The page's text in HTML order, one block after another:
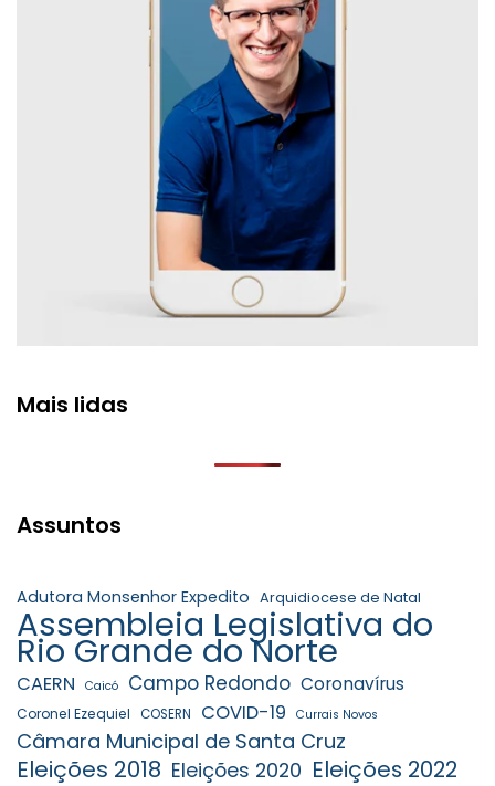
Mais lidas
Assuntos
Adutora Monsenhor Expedito Arquidiocese de Natal
Assembleia Legislativa do
Rio Grande do Norte
CAERN Caicó Campo Redondo Coronavírus
Coronel Ezequiel COSERN COVID-19 Currais Novos
Câmara Municipal de Santa Cruz
Eleições 2018 Eleições 2020 Eleições 2022